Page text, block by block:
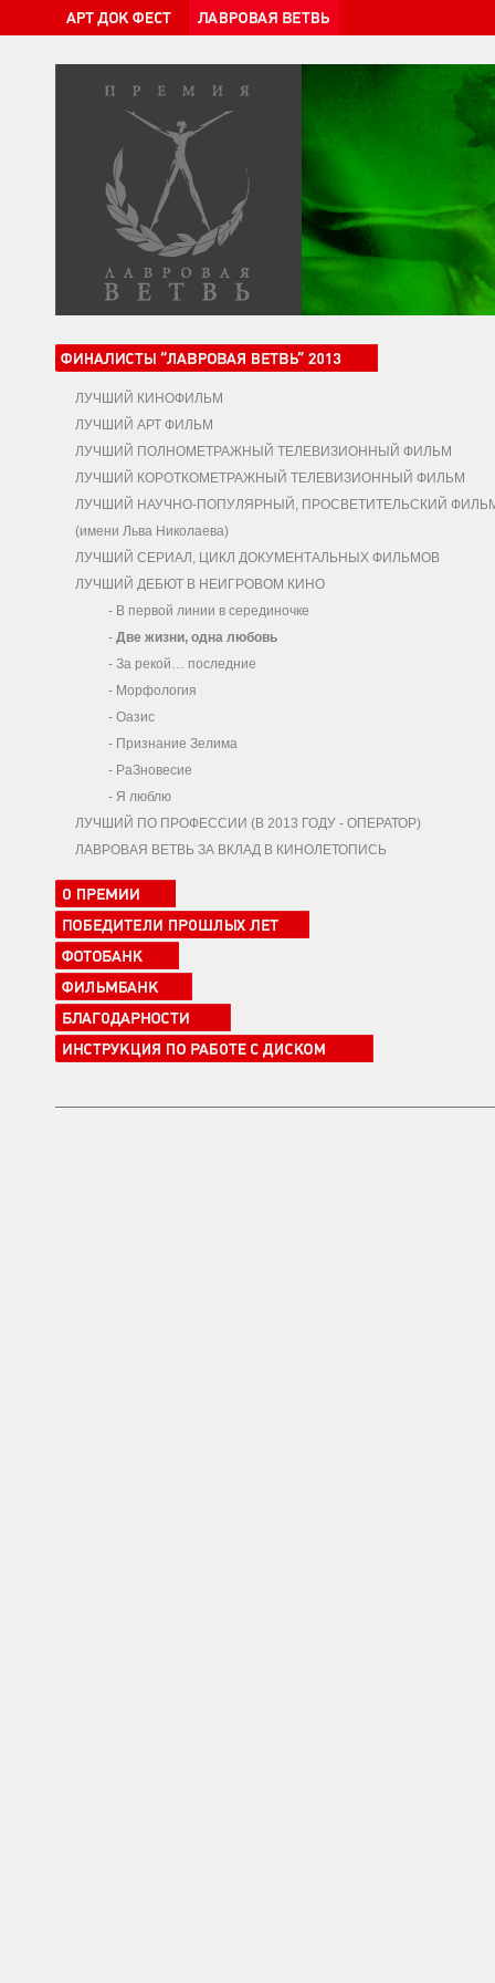
ЛУЧШИЙ КИНОФИЛЬМ
ЛУЧШИЙ АРТ ФИЛЬМ
ЛУЧШИЙ ПОЛНОМЕТРАЖНЫЙ ТЕЛЕВИЗИОННЫЙ ФИЛЬМ
ЛУЧШИЙ КОРОТКОМЕТРАЖНЫЙ ТЕЛЕВИЗИОННЫЙ ФИЛЬМ
ЛУЧШИЙ НАУЧНО-ПОПУЛЯРНЫЙ, ПРОСВЕТИТЕЛЬСКИЙ
(имени Льва Николаева)
ЛУЧШИЙ СЕРИАЛ, ЦИКЛ ДОКУМЕНТАЛЬНЫХ ФИЛЬМОВ
ЛУЧШИЙ ДЕБЮТ В НЕИГРОВОМ КИНО
- В первой линии в серединочке
- Две жизни, одна любовь
- За рекой… последние
- Морфология
- Оазис
- Признание Зелима
- РаЗновесие
- Я люблю
ЛУЧШИЙ ПО ПРОФЕССИИ (В 2013 ГОДУ - ОПЕРАТОР)
ЛАВРОВАЯ ВЕТВЬ ЗА ВКЛАД В КИНОЛЕТОПИСЬ